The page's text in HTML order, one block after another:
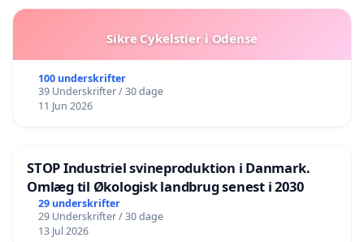
Sikre Cykelstier i Odense
100 underskrifter
39 Underskrifter / 30 dage
11 Jun 2026
STOP Industriel svineproduktion i Danmark.
Omlæg til Økologisk landbrug senest i 2030
29 underskrifter
29 Underskrifter / 30 dage
13 Jul 2026